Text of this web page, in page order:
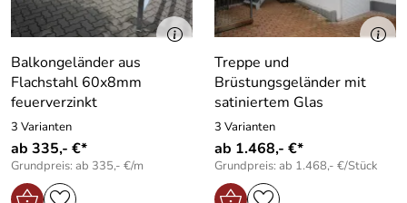
Balkongeländer aus
Flachstahl 60x8mm
feuerverzinkt
3 Varianten
ab 335,- €*
Grundpreis: ab 335,- €/m
Treppe und
Brüstungsgeländer mit
satiniertem Glas
3 Varianten
ab 1.468,- €*
Grundpreis: ab 1.468,- €/Stück